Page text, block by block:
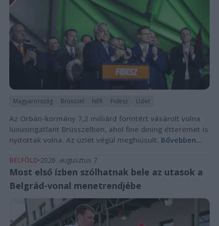
Magyarország Brüsszel NER Fidesz Üzlet
Az Orbán-kormány 7,2 milliárd forintért vásárolt volna
luxusingatlant Brüsszelben, ahol fine dining étteremet is
nyitottak volna. Az üzlet végül meghiúsult. Bővebben...
BELFÖLD 2026. augusztus 7.
Most első ízben szólhatnak bele az utasok a
Belgrád-vonal menetrendjébe